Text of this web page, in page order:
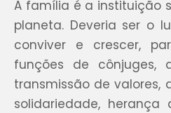
A família é a instituição
planeta. Deveria ser o
conviver e crescer,
funções de
transmissão de valores,
solidariedade,